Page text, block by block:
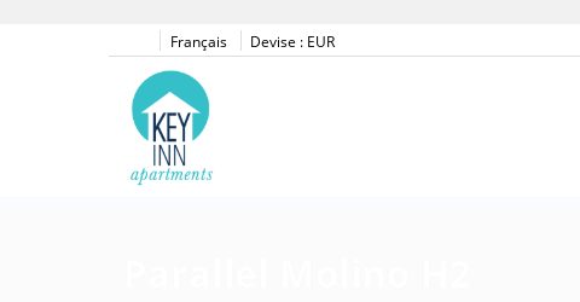
Français Devise : EUR